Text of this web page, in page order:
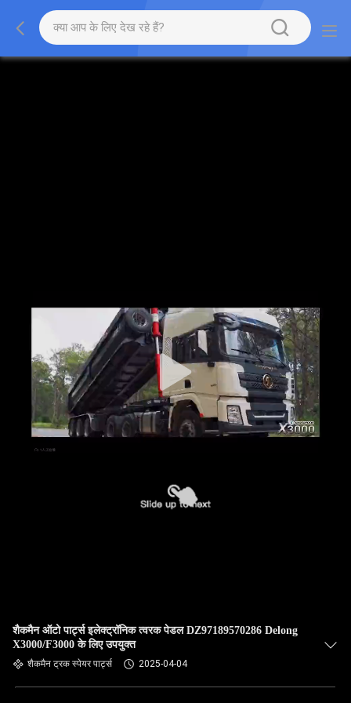
शैकमैन ऑटो पार्ट्स इलेक्ट्रॉनिक त्वरक पेडल DZ97189570286 Delong
X3000/F3000 के लिए उपयुक्त
शैकमैन ट्रक स्पेयर पार्ट्स 2025-04-04